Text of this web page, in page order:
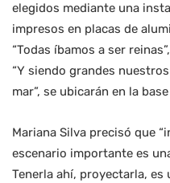
elegidos mediante una
impresos en placas de
“Todas íbamos a ser
“Y siendo grandes
mar”, se ubicarán en la
Mariana Silva precisó que
escenario importante es
Tenerla ahí, proyectarla,